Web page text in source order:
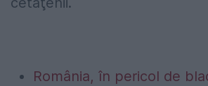
România, în pericol de